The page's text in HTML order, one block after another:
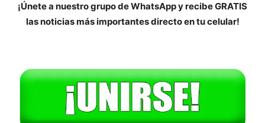
¡Únete a nuestro grupo de WhatsApp y recibe GRATIS
las noticias más importantes directo en tu celular!